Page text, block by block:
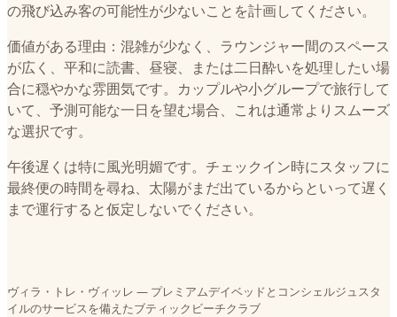
の飛び込み客の可能性が少ないことを計画してください。
価値がある理由：混雑が少なく、ラウンジャー間のスペース
が広く、平和に読書、昼寝、または二日酔いを処理したい場
合に穏やかな雰囲気です。カップルや小グループで旅行して
いて、予測可能な一日を望む場合、これは通常よりスムーズ
な選択です。
午後遅くは特に風光明媚です。チェックイン時にスタッフに
最終便の時間を尋ね、太陽がまだ出ているからといって遅く
まで運行すると仮定しないでください。
ヴィラ・トレ・ヴィッレ — プレミアムデイベッドとコンシェルジュスタ
イルのサービスを備えたブティックビーチクラブ